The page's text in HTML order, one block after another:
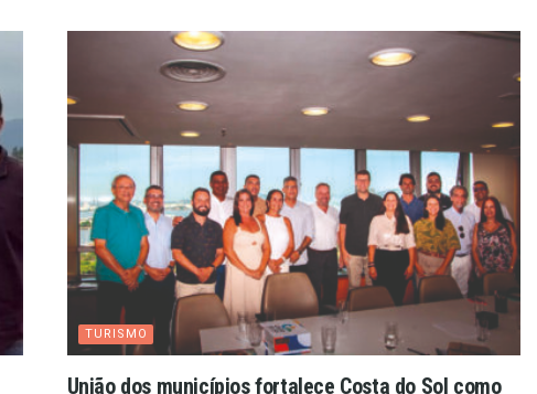
TURISMO
União dos municípios fortalece Costa do Sol como